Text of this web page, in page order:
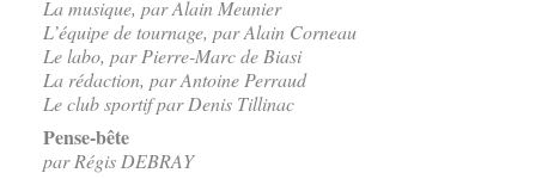
La musique, par Alain Meunier
L’équipe de tournage, par Alain Corneau
Le labo, par Pierre-Marc de Biasi
La rédaction, par Antoine Perraud
Le club sportif par Denis Tillinac
Pense-bête
par Régis DEBRAY